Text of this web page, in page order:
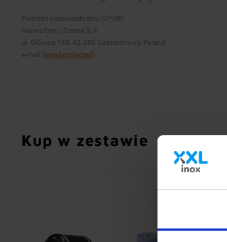
Podmiot odpowiedzialny (GPSR):
Nazwa firmy: Dospel S.A.
ul. Główna 188, 42-280 Częstochowa, Poland
e-mail:
[email protected]
Kup w zestawie